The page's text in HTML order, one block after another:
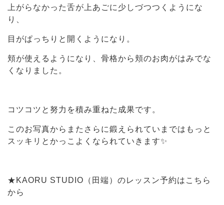
上がらなかった舌が上あごに少しづつつくようにな
り、
目がぱっちりと開くようになり。
頬が使えるようになり、骨格から頬のお肉がはみでな
くなりました。
コツコツと努力を積み重ねた成果です。
このお写真からまたさらに鍛えられていまではもっと
スッキリとかっこよくなられていきます✨
★KAORU STUDIO（田端）のレッスン予約はこちら
から